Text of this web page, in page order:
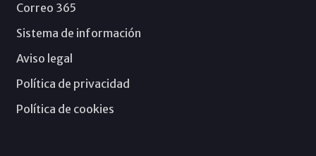
Correo 365
Sistema de información
Aviso legal
Política de privacidad
Política de cookies